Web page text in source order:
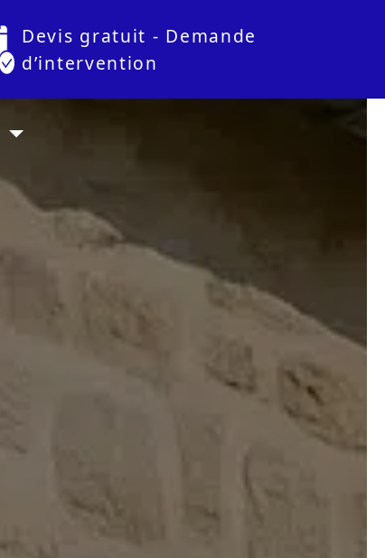
Devis gratuit - Demande
d’intervention